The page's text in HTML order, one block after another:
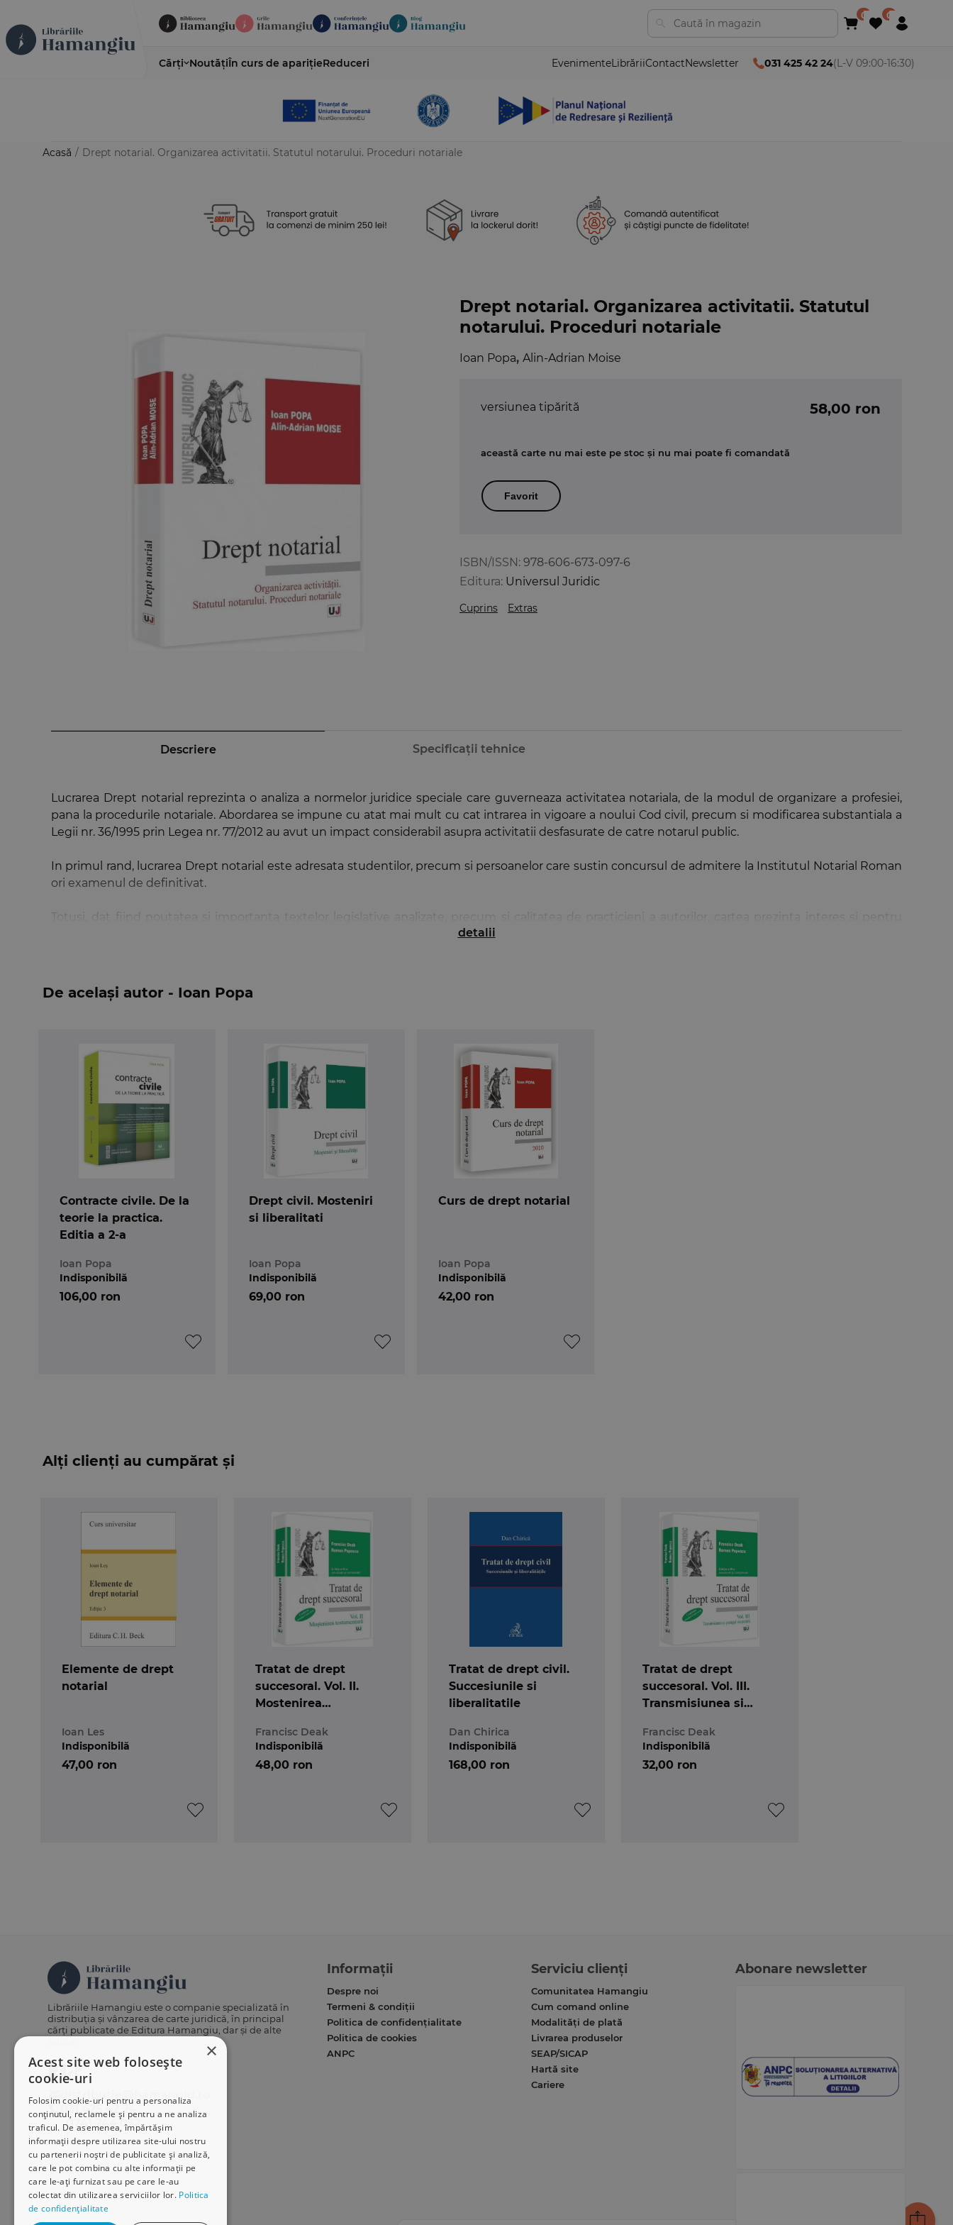
Cărți NoutățiÎn curs de aparițieReduceri EvenimenteLibrăriiContactNewsletter 031 425 42 24(L-V 09:00-16:30)
Acasă / Drept notarial. Organizarea activitatii. Statutul notarului. Proceduri notariale
Drept notarial. Organizarea activitatii. Statutul
notarului. Proceduri notariale
Ioan Popa, Alin-Adrian Moise
ISBN/ISSN: 978-606-673-097-6
Editura: Universul Juridic
Cuprins Extras
versiunea tipărită 58,00 ron
această carte nu mai este pe stoc și nu mai poate fi comandată
Favorit
Descriere Specificații tehnice
Lucrarea Drept notarial reprezinta o analiza a normelor juridice speciale care guverneaza activitatea notariala, de la modul de organizare a profesiei,
pana la procedurile notariale. Abordarea se impune cu atat mai mult cu cat intrarea in vigoare a noului Cod civil, precum si modificarea substantiala a
Legii nr. 36/1995 prin Legea nr. 77/2012 au avut un impact considerabil asupra activitatii desfasurate de catre notarul public.
In primul rand, lucrarea Drept notarial este adresata studentilor, precum si persoanelor care sustin concursul de admitere la Institutul Notarial Roman
ori examenul de definitivat.
Totusi, dat fiind noutatea si importanta textelor legislative analizate, precum si calitatea de practicieni a autorilor, cartea prezinta interes si pentru
notarii publici in functie, dar si pentru celelalte profesii juridice, in special pentru magistratii chemati a se pronunta asupra valabilitatii actelor notariale.
detalii
De același autor - Ioan Popa
Contracte civile. De la
teorie la practica.
Editia a 2-a
Ioan Popa
106,00 ron
Indisponibilă
Drept civil. Mosteniri
si liberalitati
Ioan Popa
69,00 ron
Indisponibilă
Curs de drept notarial
Ioan Popa
42,00 ron
Indisponibilă
Alți clienți au cumpărat și
Elemente de drept
notarial
Ioan Les
47,00 ron
Indisponibilă
Tratat de drept
succesoral. Vol. II.
Mostenirea
Conform noului Cod
civil
Francisc Deak
48,00 ron
Indisponibilă
Tratat de drept civil.
Succesiunile si
liberalitatile
Dan Chirica
168,00 ron
Indisponibilă
Tratat de drept
succesoral. Vol. III.
Transmisiunea si
Conform Noului Cod
civil
Francisc Deak
32,00 ron
Indisponibilă
×
Acest site web folosește
cookie-uri
Folosim cookie-uri pentru a personaliza
conținutul, reclamele și pentru a ne analiza
traficul. De asemenea, împărtășim
informații despre utilizarea site-ului nostru
cu partenerii noștri de publicitate și analiză,
care le pot combina cu alte informații pe
care le-ați furnizat sau pe care le-au
colectat din utilizarea serviciilor lor. Politica
de confidențialitate
Librăriile Hamangiu este o companie specializată în
distribuția și vânzarea de carte juridică, în principal
cărți publicate de Editura Hamangiu, dar și de alte
distributie@hamangiu.ro
031 425 42 24
0741 244 032
Informații
Despre noi
Termeni & condiții
Politica de confidențialitate
Politica de cookies
ANPC
Serviciu clienți
Comunitatea Hamangiu
Cum comand online
Modalități de plată
Livrarea produselor
SEAP/SICAP
Hartă site
Cariere
Abonare newsletter